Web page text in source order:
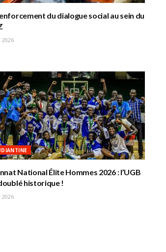
du dialogue social au sein du
2026
National Élite Hommes 2026 : l’UGB
historique !
2026